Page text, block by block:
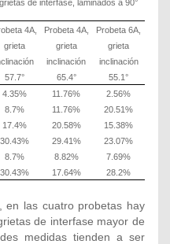
de interfase, laminados a 90°
4A,
grieta
57.7°
Probeta 4A,
grieta
inclinación
65.4°
Probeta 6A,
grieta
inclinación
55.1°
4.35% 11.76%
2.56%
8.7% 11.76%
20.51%
17.4% 20.58%
15.38%
30.43% 29.41%
23.07%
8.7% 8.82%
7.69%
30.43% 17.64% 28.2%
en las cuatro probetas hay
de interfase mayor de
medidas tienden a ser